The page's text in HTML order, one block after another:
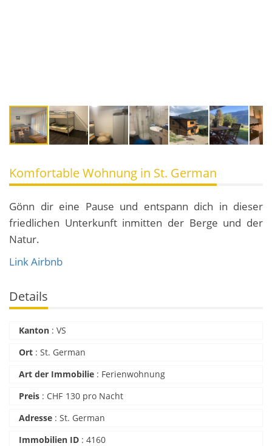
Komfortable Wohnung in St. German
Gönn dir eine Pause und entspann dich in dieser
friedlichen Unterkunft inmitten der Berge und der
Natur.
Link Airbnb
Details
Kanton : VS
Ort : St. German
Art der Immobilie : Ferienwohnung
Preis : CHF 130 pro Nacht
Adresse : St. German
Immobilien ID : 4160